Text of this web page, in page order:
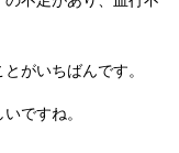
がいちばんです。
ですね。